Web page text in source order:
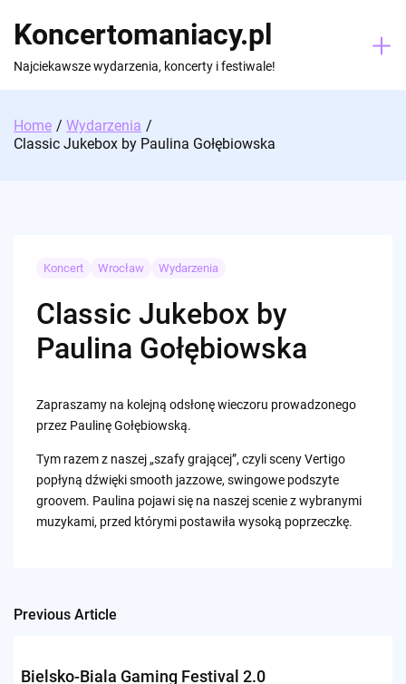
content
Koncertomaniacy.pl
Najciekawsze wydarzenia, koncerty i festiwale!
Home
Wydarzenia
Classic Jukebox by Paulina Gołębiowska
Koncert Wrocław Wydarzenia
Classic Jukebox by
Paulina Gołębiowska
Zapraszamy na kolejną odsłonę wieczoru prowadzonego
przez Paulinę Gołębiowską.
Tym razem z naszej „szafy grającej”, czyli sceny Vertigo
popłyną dźwięki smooth jazzowe, swingowe podszyte
groovem. Paulina pojawi się na naszej scenie z wybranymi
muzykami, przed którymi postawiła wysoką poprzeczkę.
Post
Previous Article
Bielsko-Biala Gaming Festival 2.0